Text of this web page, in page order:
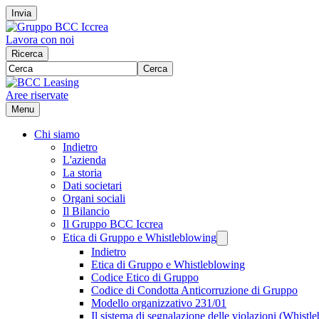
Invia
Lavora con noi
Ricerca
Cerca
Aree riservate
Menu
Chi siamo
Indietro
L'azienda
La storia
Dati societari
Organi sociali
Il Bilancio
Il Gruppo BCC Iccrea
Etica di Gruppo e Whistleblowing
Indietro
Etica di Gruppo e Whistleblowing
Codice Etico di Gruppo
Codice di Condotta Anticorruzione di Gruppo
Modello organizzativo 231/01
Il sistema di segnalazione delle violazioni